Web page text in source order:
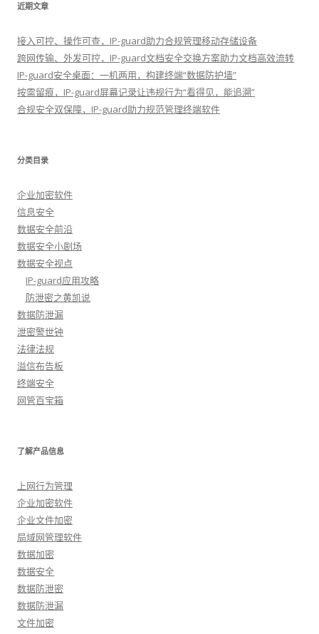
近期文章
接入可控、操作可查，IP-guard助力合规管理移动存储设备
跨网传输、外发可控，IP-guard文档安全交换方案助力文档高效流转
IP-guard安全桌面：一机两用，构建终端“数据防护墙”
按需留痕，IP-guard屏幕记录让违规行为“看得见，能追溯”
合规安全双保障，IP-guard助力规范管理终端软件
分类目录
企业加密软件
信息安全
数据安全前沿
数据安全小剧场
数据安全视点
IP-guard应用攻略
防泄密之黄凯说
数据防泄漏
泄密警世钟
法律法规
溢信布告板
终端安全
网管百宝箱
了解产品信息
上网行为管理
企业加密软件
企业文件加密
局域网管理软件
数据加密
数据安全
数据防泄密
数据防泄漏
文件加密